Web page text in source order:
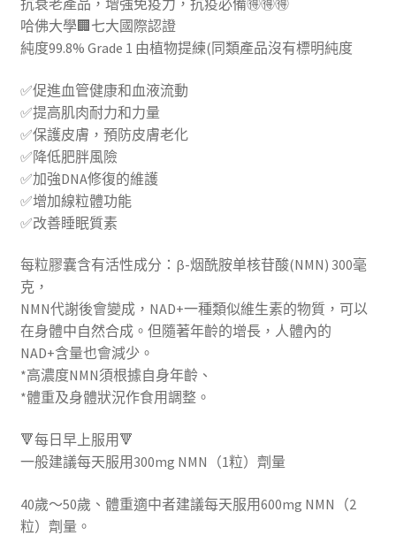
哈佛大學🏢七大國際認證
純度99.8% Grade 1 由植物提練(同類產品沒有標明純度
✅促進血管健康和血液流動
✅提高肌肉耐力和力量
✅保護皮膚，預防皮膚老化
✅降低肥胖風險
✅加強DNA修復的維護
✅增加線粒體功能
✅改善睡眠質素
每粒膠囊含有活性成分：β-烟酰胺单核苷酸(NMN) 300毫
克，
NMN代謝後會變成，NAD+一種類似維生素的物質，可以
在身體中自然合成。但隨著年齡的增長，人體內的
NAD+含量也會減少。
*高濃度NMN須根據自身年齡、
*體重及身體狀況作食用調整。
🔻每日早上服用🔻
一般建議每天服用300mg NMN（1粒）劑量
40歲～50歲、體重適中者建議每天服用600mg NMN（2
粒）劑量。